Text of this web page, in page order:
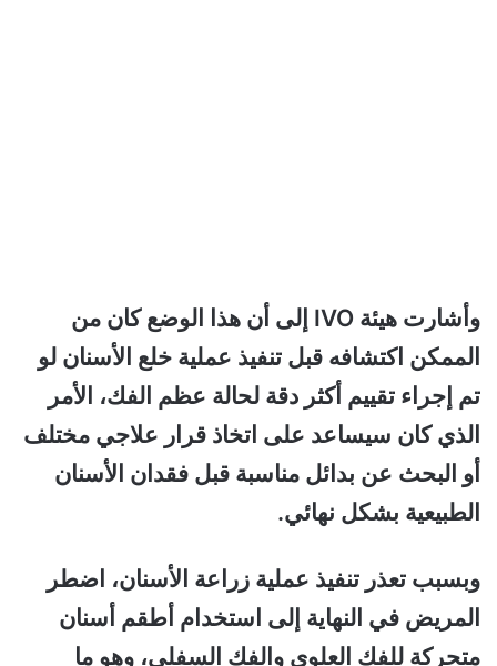
وأشارت هيئة IVO إلى أن هذا الوضع كان من
الممكن اكتشافه قبل تنفيذ عملية خلع الأسنان لو
تم إجراء تقييم أكثر دقة لحالة عظم الفك، الأمر
الذي كان سيساعد على اتخاذ قرار علاجي مختلف
أو البحث عن بدائل مناسبة قبل فقدان الأسنان
الطبيعية بشكل نهائي.
وبسبب تعذر تنفيذ عملية زراعة الأسنان، اضطر
المريض في النهاية إلى استخدام أطقم أسنان
متحركة للفك العلوي والفك السفلي، وهو ما